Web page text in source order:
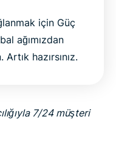
için Güç
ağımızdan
hazırsınız.
7/24 müşteri